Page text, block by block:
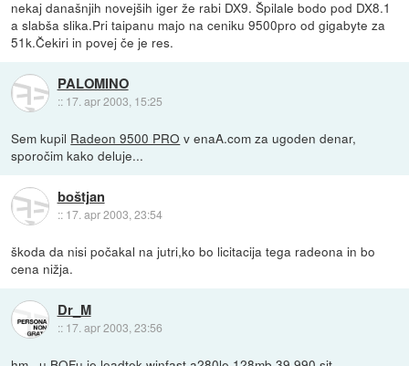
nekaj današnjih novejših iger že rabi DX9. Špilale bodo pod DX8.1
a slabša slika.Pri taipanu majo na ceniku 9500pro od gigabyte za
51k.Čekiri in povej če je res.
PALOMINO
:: 17. apr 2003, 15:25
Sem kupil Radeon 9500 PRO v enaA.com za ugoden denar,
sporočim kako deluje...
boštjan
:: 17. apr 2003, 23:54
škoda da nisi počakal na jutri,ko bo licitacija tega radeona in bo
cena nižja.
Dr_M
:: 17. apr 2003, 23:56